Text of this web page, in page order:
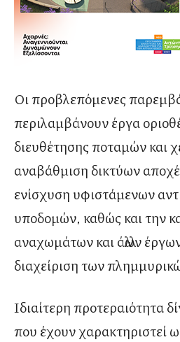
Οι προβλεπόμενες
περιλαμβάνουν έργα
διευθέτησης ποταμών και
αναβάθμιση δικτύων
ενίσχυση υφιστάμενων
υποδομών, καθώς και την
αναχωμάτων και άλλων
διαχείριση των
Ιδιαίτερη προτεραιότητα
που έχουν χαρακτηριστεί